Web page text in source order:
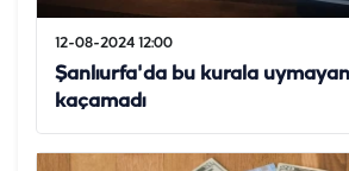
12-08-2024 12:00
Şanlıurfa'da bu kurala
kaçamadı